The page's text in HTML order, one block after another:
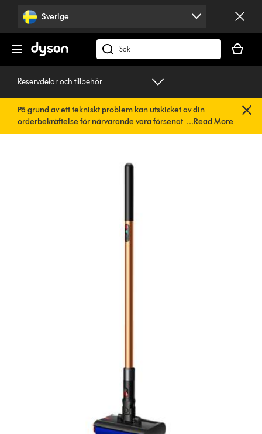
Hoppa
navigering
Sverige
Sök
på
dyson.se
är
tom
Reservdelar och tillbehör
På grund av ett tekniskt problem kan utskicket av din
orderbekräftelse för närvarande vara försenat. Vi arbetar
redan på en snabb lösning.Du behöver inte göra någonting.
...Read More